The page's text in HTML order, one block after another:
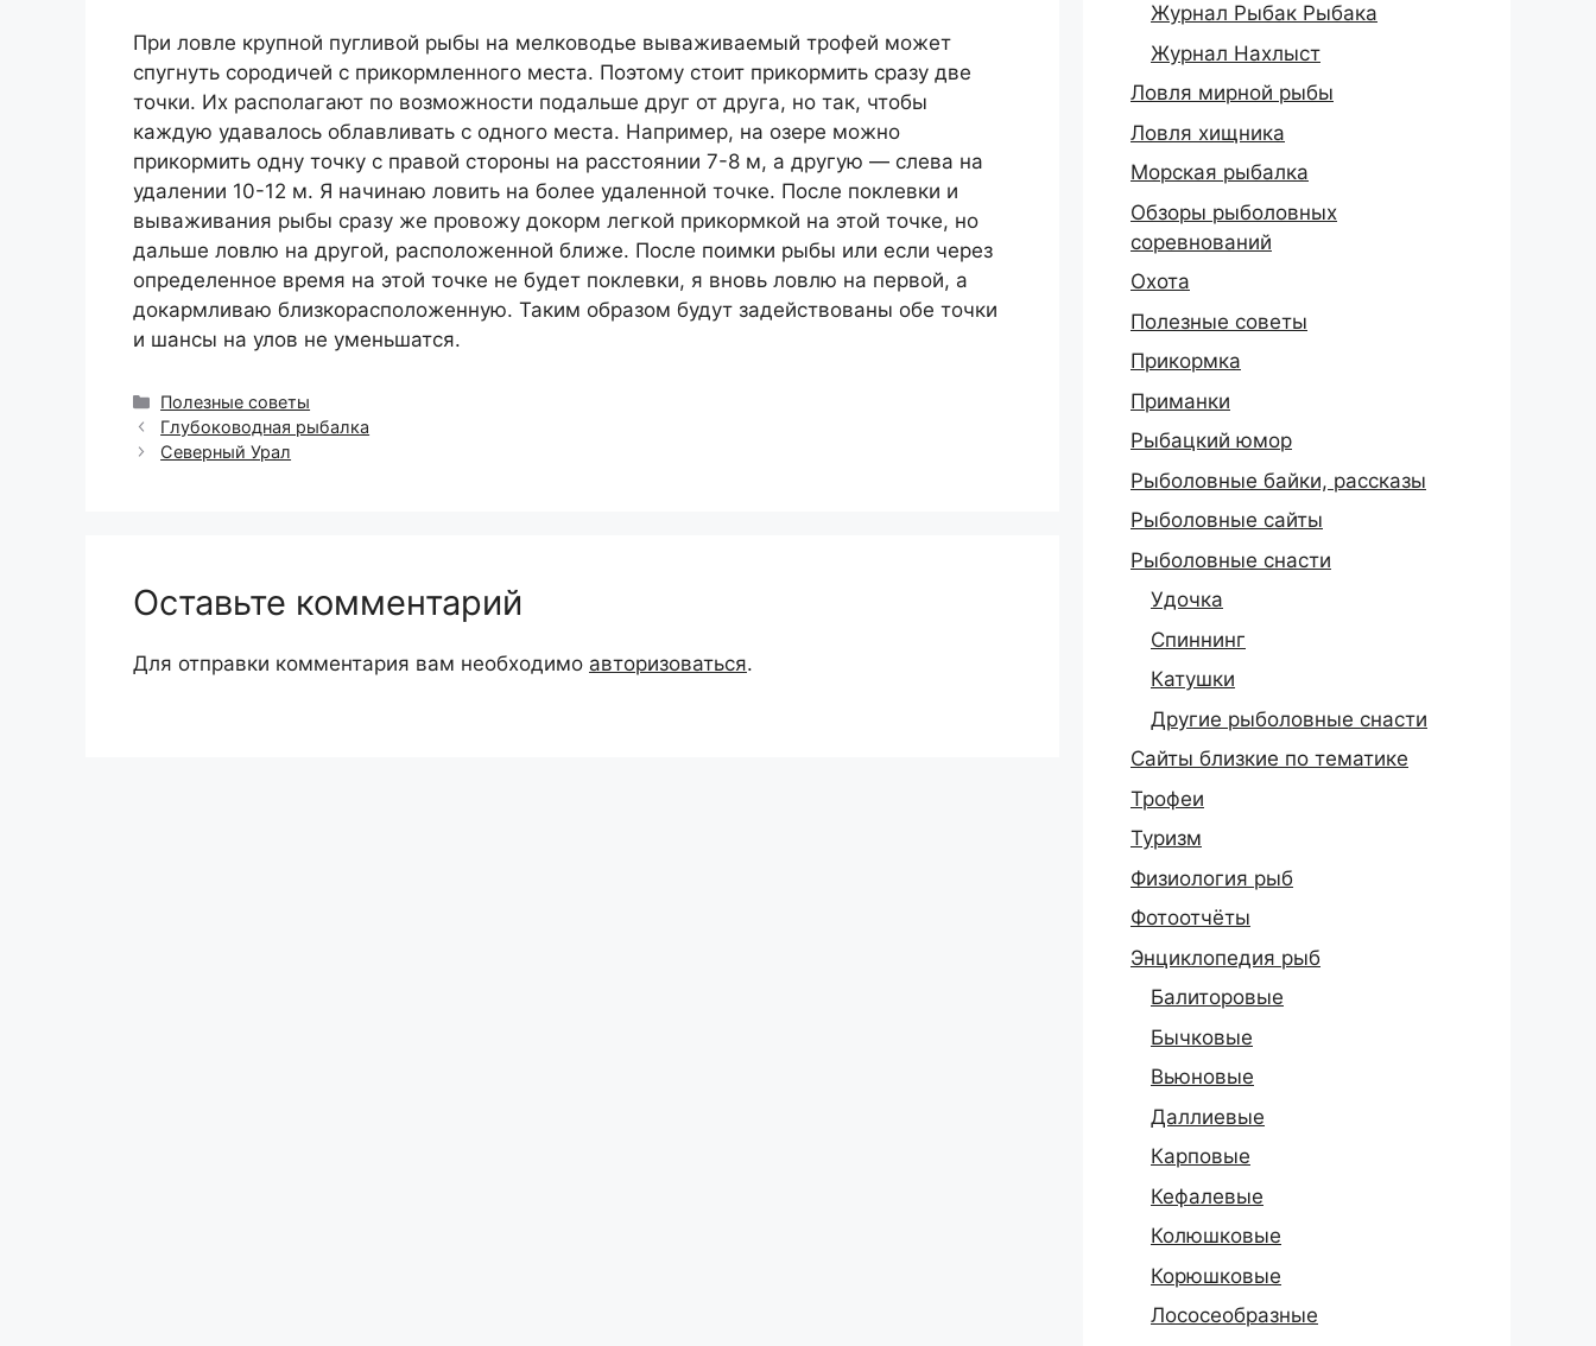
При ловле крупной пугливой рыбы на мелководье вываживаемый трофей может
спугнуть сородичей с прикормленного места. Поэтому стоит прикормить сразу две
точки. Их располагают по возможности подальше друг от друга, но так, чтобы
каждую удавалось облавливать с одного места. Например, на озере можно
прикормить одну точку с правой стороны на расстоянии 7-8 м, а другую — слева на
удалении 10-12 м. Я начинаю ловить на более удаленной точке. После поклевки и
вываживания рыбы сразу же провожу докорм легкой прикормкой на этой точке, но
дальше ловлю на другой, расположенной ближе. После поимки рыбы или если через
определенное время на этой точке не будет поклевки, я вновь ловлю на первой, а
докармливаю близкорасположенную. Таким образом будут задействованы обе точки
и шансы на улов не уменьшатся.
Рубрики
Полезные советы
Глубоководная рыбалка
Северный Урал
Оставьте комментарий
Для отправки комментария вам необходимо авторизоваться.
Журнал Рыбак Рыбака
Журнал Нахлыст
Ловля мирной рыбы
Ловля хищника
Морская рыбалка
Обзоры рыболовных
соревнований
Охота
Полезные советы
Прикормка
Приманки
Рыбацкий юмор
Рыболовные байки, рассказы
Рыболовные сайты
Рыболовные снасти
Удочка
Спиннинг
Катушки
Другие рыболовные снасти
Сайты близкие по тематике
Трофеи
Туризм
Физиология рыб
Фотоотчёты
Энциклопедия рыб
Балиторовые
Бычковые
Вьюновые
Даллиевые
Карповые
Кефалевые
Колюшковые
Корюшковые
Лососеобразные